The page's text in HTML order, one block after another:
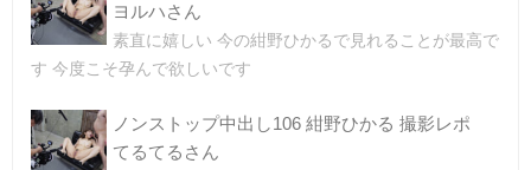
ヨルハさん
素直に嬉しい 今の紺野ひかるで見れることが最高で
す 今度こそ孕んで欲しいです
ノンストップ中出し106 紺野ひかる 撮影レポ
てるてるさん